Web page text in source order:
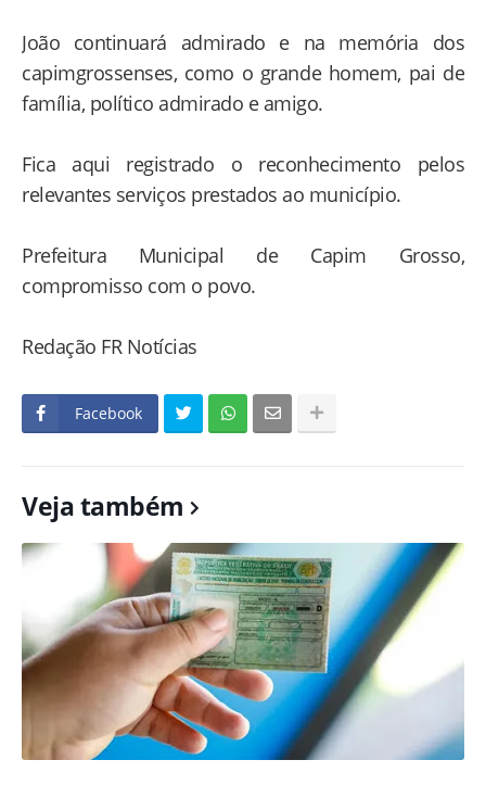
João continuará admirado e na memória dos
capimgrossenses, como o grande homem, pai de
família, político admirado e amigo.
Fica aqui registrado o reconhecimento pelos
relevantes serviços prestados ao município.
Prefeitura Municipal de Capim Grosso,
compromisso com o povo.
Redação FR Notícias
Facebook
Veja também